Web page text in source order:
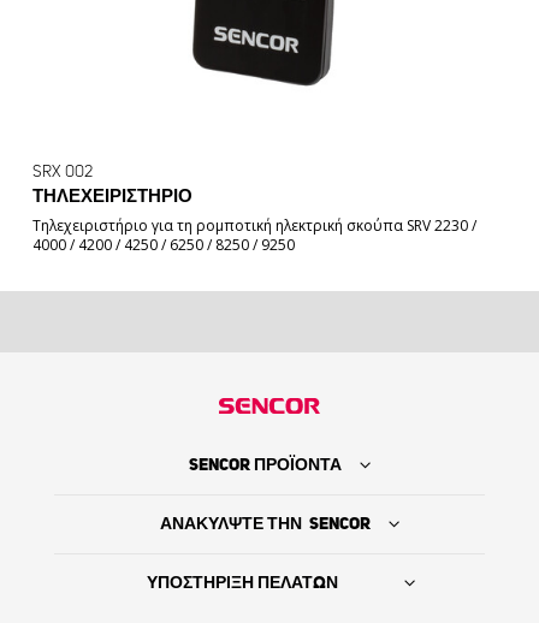
SRX 002
ΤΗΛΕΧΕΙΡΙΣΤΉΡΙΟ
Τηλεχειριστήριο για τη ρομποτική ηλεκτρική σκούπα SRV 2230 /
4000 / 4200 / 4250 / 6250 / 8250 / 9250
SENCOR ΠΡΟΪΟΝΤΑ
ΑΝΑΚΥΛΨΤΕ ΤΗΝ SENCOR
ΥΠΟΣΤΗΡΙΞΗ ΠΕΛΑΤΩΝ